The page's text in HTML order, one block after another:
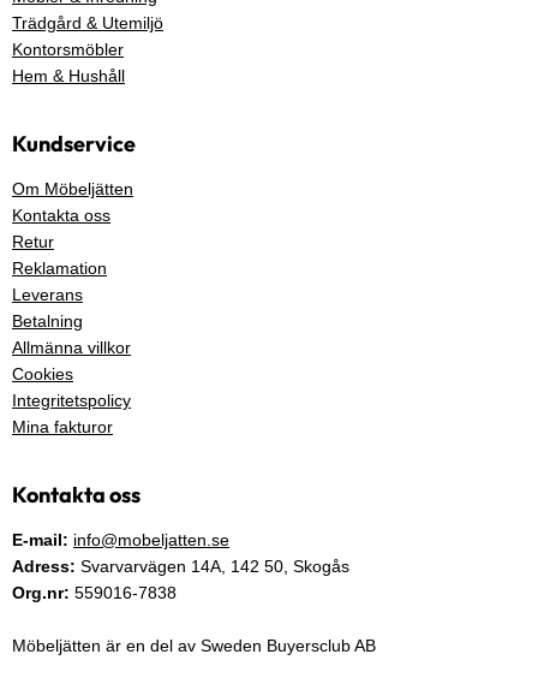
Trädgård & Utemiljö
Kontorsmöbler
Hem & Hushåll
Kundservice
Om Möbeljätten
Kontakta oss
Retur
Reklamation
Leverans
Betalning
Allmänna villkor
Cookies
Integritetspolicy
Mina fakturor
Kontakta oss
E-mail: info@mobeljatten.se
Adress: Svarvarvägen 14A, 142 50 , Skogås
Org.nr: 559016-7838
Möbeljätten är en del av Sweden Buyersclub AB